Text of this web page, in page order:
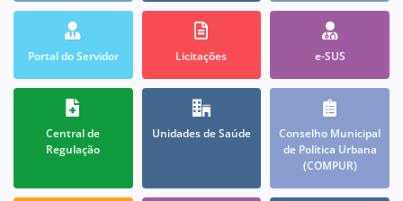
Portal do Servidor Licitações e-SUS
Central de
Regulação
Unidades de Saúde
Conselho Municipal
de Política Urbana
(COMPUR)